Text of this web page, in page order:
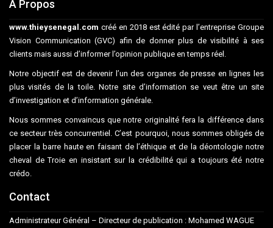
A Propos
www.thieysenegal.com créé en 2018 est édité par l’entreprise Groupe
Vision Communication (GVC) afin de donner plus de visibilité à ses
clients mais aussi d’informer l’opinion publique en temps réel.
Notre objectif est de devenir l’un des organes de presse en lignes les
plus visités de la toile. Notre site d’information se veut être un site
d’investigation et d’information générale.
Nous sommes convaincus que notre originalité fera la différence dans
ce secteur très concurrentiel. C’est pourquoi, nous sommes obligés de
placer la barre haute en faisant de l’éthique et de la déontologie notre
cheval de Troie en insistant sur la crédibilité qui a toujours été notre
crédo.
Contact
Administrateur Général – Directeur de publication : Mohamed WAGUE